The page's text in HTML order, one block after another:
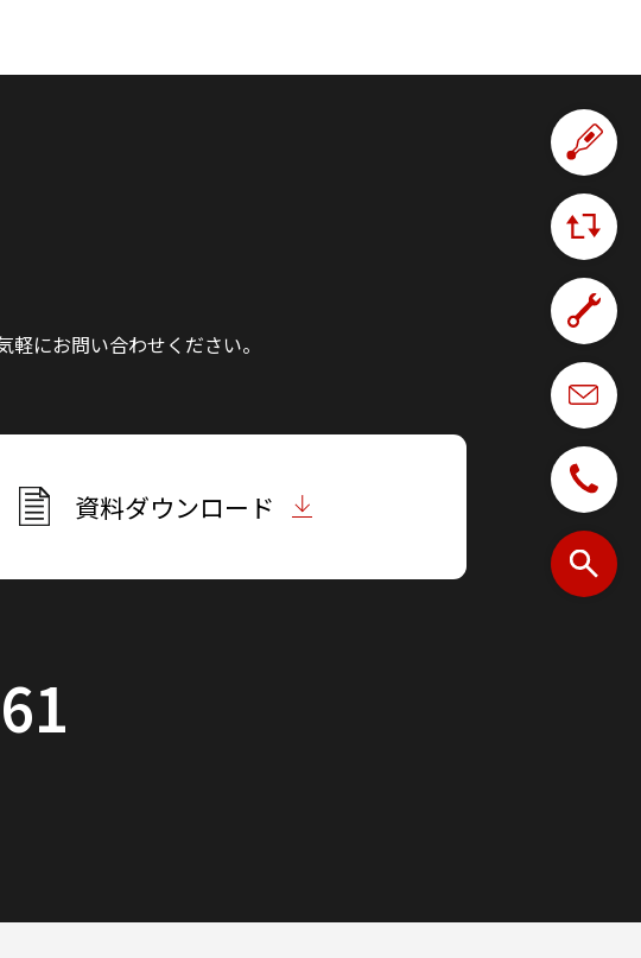
軽にお問い合わせください。
資料ダウンロード